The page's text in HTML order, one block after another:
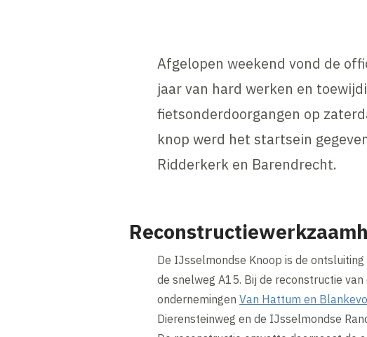
Afgelopen weekend vond de
jaar van hard werken en
fietsonderdoorgangen op
knop werd het startsein
Ridderkerk en Barendrecht.
De IJsselmondse Knoop is de
de snelweg A15. Bij de reconstructie
ondernemingen Van Hattum en
Dierensteinweg en de IJsselmondse